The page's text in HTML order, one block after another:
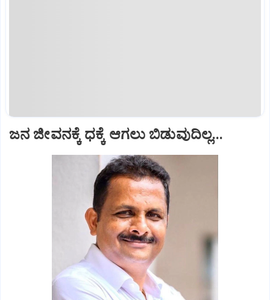
ಜನ ಜೀವನಕ್ಕೆ ಧಕ್ಕೆ ಆಗಲು ಬಿಡುವುದಿಲ್ಲ...